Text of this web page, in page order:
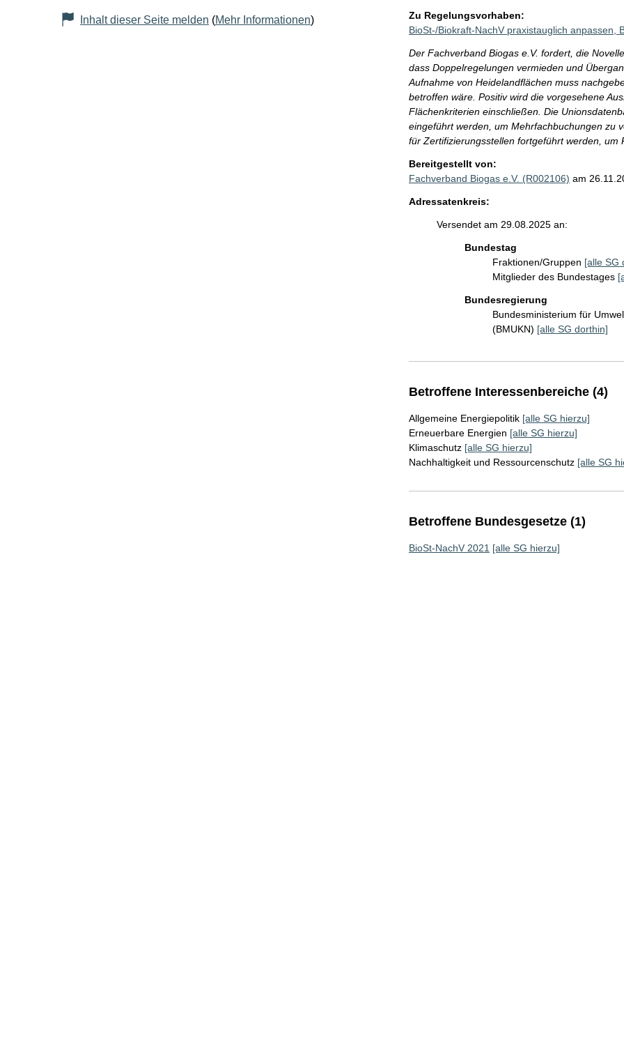
Inhalt dieser Seite melden (Mehr Informationen)
Zu Regelungsvorhaben:
BioSt-/Biokraft-NachV praxistauglich anpassen,
Der Fachverband Biogas e.V. fordert, die
dass Doppelregelungen vermieden und
Aufnahme von Heidelandflächen muss
betroffen wäre. Positiv wird die vorgesehene
Flächenkriterien einschließen. Die
eingeführt werden, um Mehrfachbuchungen zu
für Zertifizierungsstellen fortgeführt werden, um
Bereitgestellt von:
Fachverband Biogas e.V. (R002106) am
Adressatenkreis:
Versendet am 29.08.2025 an:
Bundestag
Fraktionen/Gruppen [alle SG
Mitglieder des Bundestages
Bundesregierung
Bundesministerium für
(BMUKN) [alle SG dorthin]
Betroffene Interessenbereiche (4)
Allgemeine Energiepolitik [alle SG hierzu]
Erneuerbare Energien [alle SG hierzu]
Klimaschutz [alle SG hierzu]
Nachhaltigkeit und Ressourcenschutz [alle SG
Betroffene Bundesgesetze (1)
BioSt-NachV 2021 [alle SG hierzu]